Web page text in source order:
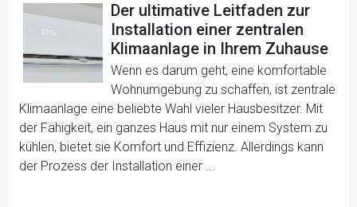
Der ultimative Leitfaden zur
Installation einer zentralen
Klimaanlage in Ihrem Zuhause
Wenn es darum geht, eine komfortable
Wohnumgebung zu schaffen, ist zentrale
Klimaanlage eine beliebte Wahl vieler Hausbesitzer. Mit
der Fähigkeit, ein ganzes Haus mit nur einem System zu
kühlen, bietet sie Komfort und Effizienz. Allerdings kann
der Prozess der Installation einer ...